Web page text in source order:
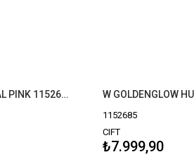
W GOLDENGLOW TROPICAL PINK 1152685
1152685
CIFT
₺7.999,90